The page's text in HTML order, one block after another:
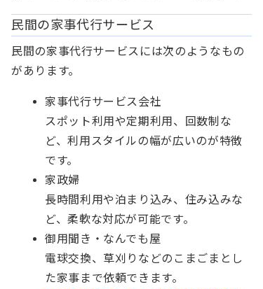
民間の家事代行サービス
民間の家事代行サービスには次のようなもの
があります。
家事代行サービス会社
スポット利用や定期利用、回数制な
ど、利用スタイルの幅が広いのが特徴
です。
家政婦
長時間利用や泊まり込み、住み込みな
ど、柔軟な対応が可能です。
御用聞き・なんでも屋
電球交換、草刈りなどのこまごまとし
た家事まで依頼できます。